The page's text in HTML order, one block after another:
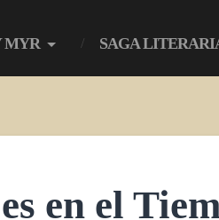
MYR SAGA
en el